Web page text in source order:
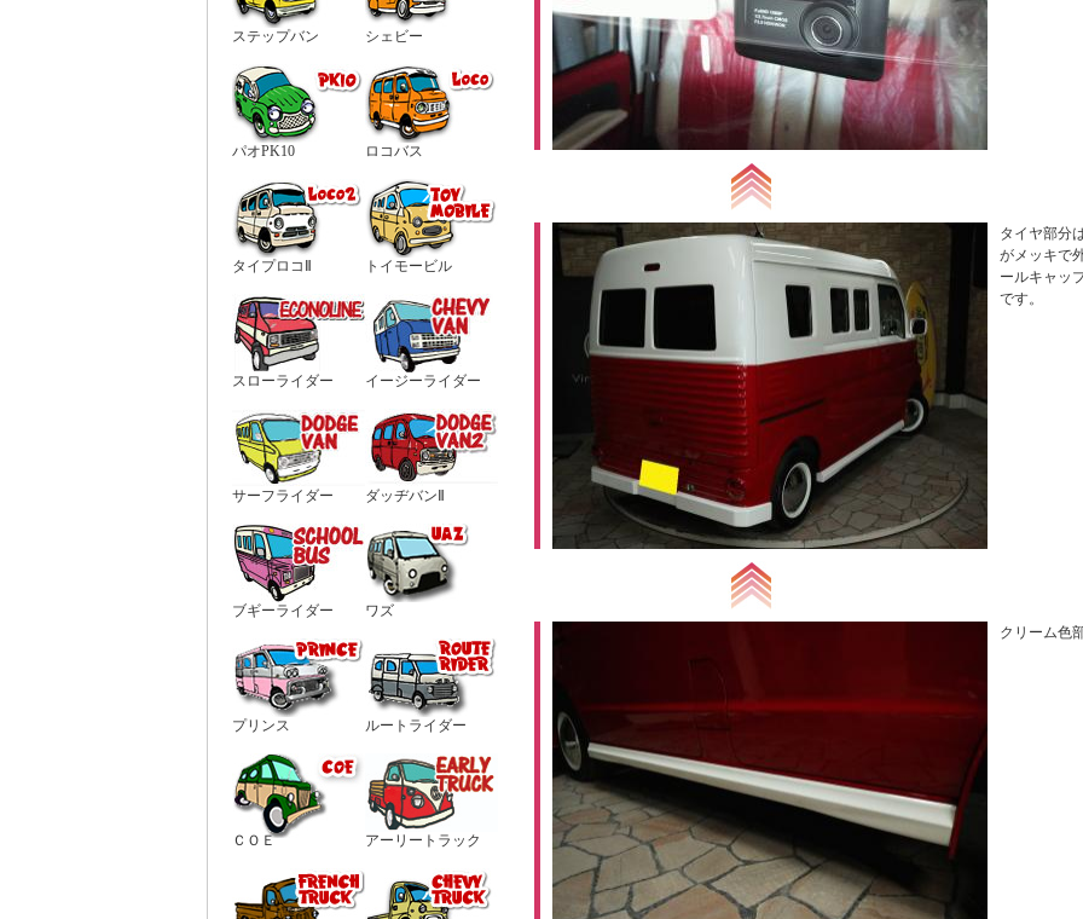
ステップバン シェビー
パオPK10 ロコバス
タイプロコⅡ トイモービル
スローライダー イージーライダー
サーフライダー ダッヂバンⅡ
ブギーライダー ワズ
プリンス ルートライダー
ＣＯＥ アーリートラック
タイヤ部分
がメッキで
ールキャッ
です。
クリーム色